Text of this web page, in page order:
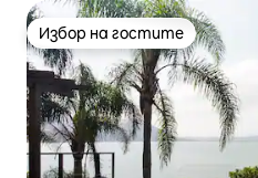
Избор на гостите
Избор на гостите